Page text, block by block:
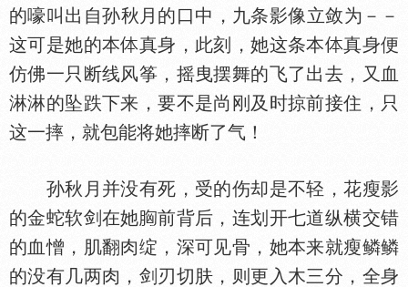
的嚎叫出自孙秋月的口中，九条影像立敛为－－
这可是她的本
真身，此刻，她这条本
真身便
仿佛一只断线风筝，摇曳摆舞的飞了出去，又血
淋淋的坠跌下来，要不是尚刚及时掠前接住，只
这一摔，就包能将她摔断了气！
孙秋月并没有死，受的伤却是不轻，花瘦影
的金蛇软剑在她
前背后，连划开七道纵横交错
的血憎，肌翻肉绽，深可见骨，她本来就瘦鳞鳞
的没有几两肉，剑刃切肤，则更入木三分，全身